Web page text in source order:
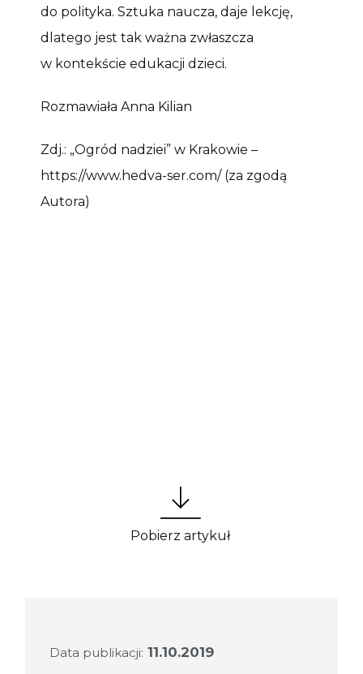
do polityka. Sztuka naucza, daje lekcję,
dlatego jest tak ważna zwłaszcza
w kontekście edukacji dzieci.
Rozmawiała Anna Kilian
Zdj.: „Ogród nadziei” w Krakowie –
https://www.hedva-ser.com/ (za zgodą
Autora)
Pobierz artykuł
Data publikacji: 11.10.2019